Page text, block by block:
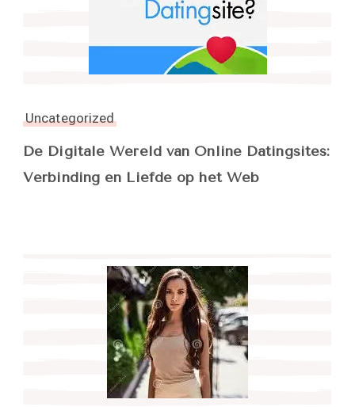
Uncategorized
De Digitale Wereld van Online Datingsites:
Verbinding en Liefde op het Web